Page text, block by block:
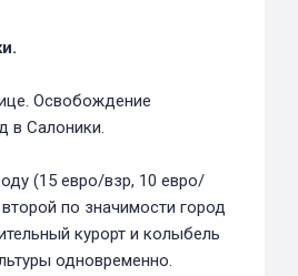
Освобождение
в Салоники.
(15 евро/взр, 10 евро/
по значимости город
курорт и колыбель
одновременно.